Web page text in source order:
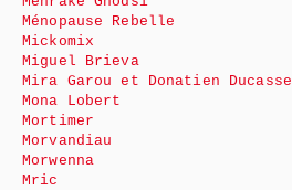
Ménopause Rebelle
Mickomix
Miguel Brieva
Mira Garou et Donatien Ducasse
Mona Lobert
Mortimer
Morvandiau
Morwenna
Mric